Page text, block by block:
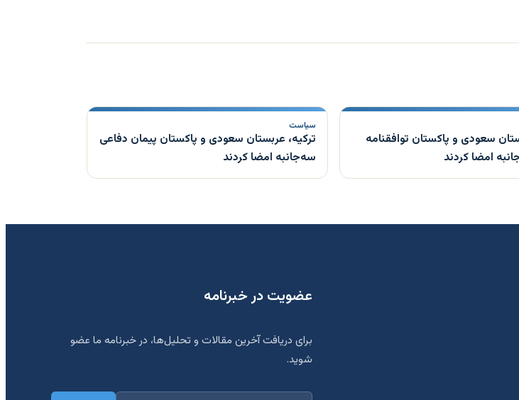
سعودی و پاکستان توافقنامه
امضا کردند
سیاست
ترکیه، عربستان سعودی و پاکستان پیمان دفاعی
سه‌جانبه امضا کردند
عضویت در خبرنامه
برای دریافت آخرین مقالات و تحلیل‌ها، در خبرنامه ما عضو
شوید.